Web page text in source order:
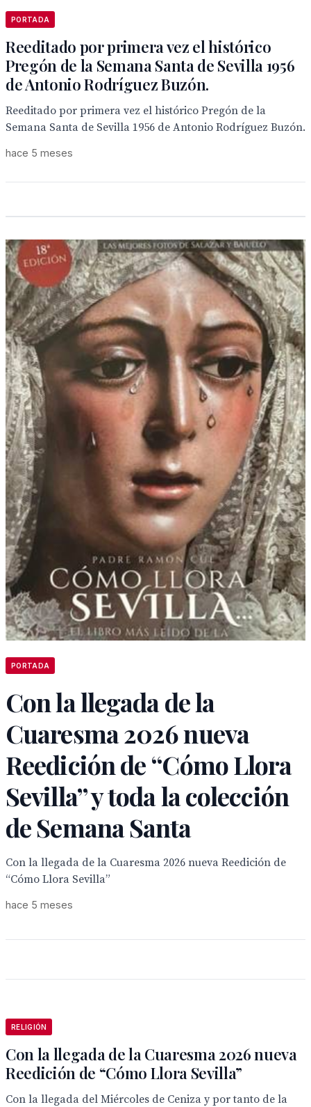
PORTADA
Reeditado por primera vez el histórico
Pregón de la Semana Santa de Sevilla 1956
de Antonio Rodríguez Buzón.
Reeditado por primera vez el histórico Pregón de la
Semana Santa de Sevilla 1956 de Antonio Rodríguez Buzón.
hace 5 meses
PORTADA
Con la llegada de la
Cuaresma 2026 nueva
Reedición de “Cómo Llora
Sevilla” y toda la colección
de Semana Santa
Con la llegada de la Cuaresma 2026 nueva Reedición de
“Cómo Llora Sevilla”
hace 5 meses
RELIGIÓN
Con la llegada de la Cuaresma 2026 nueva
Reedición de “Cómo Llora Sevilla”
Con la llegada del Miércoles de Ceniza y por tanto de la